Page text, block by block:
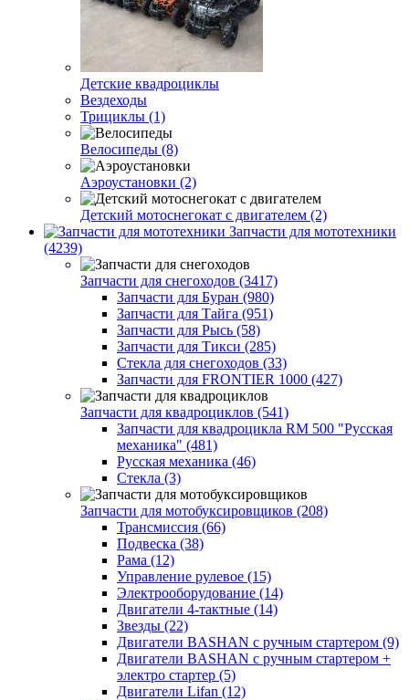
Детские квадроциклы
Вездеходы
Трициклы (1)
Велосипеды (8)
Аэроустановки (2)
Детский мотоснегокат с двигателем (2)
Запчасти для мототехники
(4239)
Запчасти для снегоходов (3417)
Запчасти для Буран (980)
Запчасти для Тайга (951)
Запчасти для Рысь (58)
Запчасти для Тикси (285)
Стекла для снегоходов (33)
Запчасти для FRONTIER 1000 (427)
Запчасти для квадроциклов (541)
Запчасти для квадроцикла RM 500 "Русская
механика" (481)
Русская механика (46)
Стекла (3)
Запчасти для мотобуксировщиков (208)
Трансмиссия (66)
Подвеска (38)
Рама (12)
Управление рулевое (15)
Электрооборудование (14)
Двигатели 4-тактные (14)
Звезды (22)
Двигатели BASHAN с ручным стартером (9)
Двигатели BASHAN с ручным стартером +
электро стартер (5)
Двигатели Lifan (12)